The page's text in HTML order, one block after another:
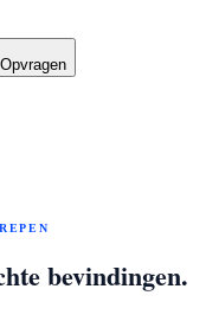
bevindingen.